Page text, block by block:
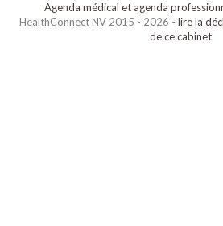
Agenda médical et agenda
HealthConnect NV 2015 - 2026 - lire la
de ce cabinet